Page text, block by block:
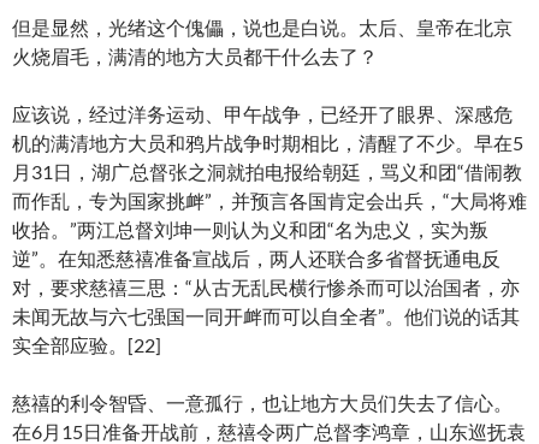
但是显然，光绪这个傀儡，说也是白说。太后、皇帝在北京
火烧眉毛，满清的地方大员都干什么去了？
应该说，经过洋务运动、甲午战争，已经开了眼界、深感危
机的满清地方大员和鸦片战争时期相比，清醒了不少。早在5
月31日，湖广总督张之洞就拍电报给朝廷，骂义和团“借闹教
而作乱，专为国家挑衅”，并预言各国肯定会出兵，“大局将难
收拾。”两江总督刘坤一则认为义和团“名为忠义，实为叛
逆”。在知悉慈禧准备宣战后，两人还联合多省督抚通电反
对，要求慈禧三思：“从古无乱民横行惨杀而可以治国者，亦
未闻无故与六七强国一同开衅而可以自全者”。他们说的话其
实全部应验。[22]
慈禧的利令智昏、一意孤行，也让地方大员们失去了信心。
在6月15日准备开战前，慈禧令两广总督李鸿章，山东巡抚袁